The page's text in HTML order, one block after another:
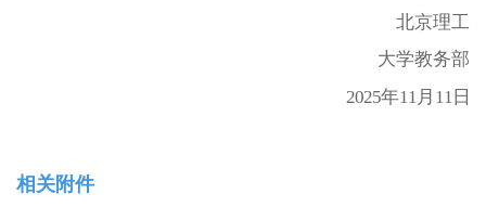
北京理工
大学教务部
2025年11月 11日
相关附件